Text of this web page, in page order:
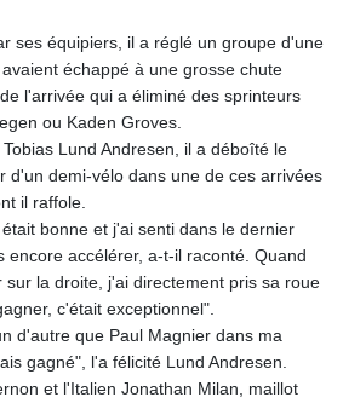
ses équipiers, il a réglé un groupe d'une
échappé à une grosse chute
l'arrivée qui a éliminé des sprinteurs
ou Kaden Groves.
Lund Andresen, il a déboîté le
d'un demi-vélo dans une de ces arrivées
il raffole.
bonne et j'ai senti dans le dernier
encore accélérer, a-t-il raconté. Quand
sur la droite, j'ai directement pris sa roue
c'était exceptionnel".
d'autre que Paul Magnier dans ma
gagné", l'a félicité Lund Andresen.
et l'Italien Jonathan Milan, maillot